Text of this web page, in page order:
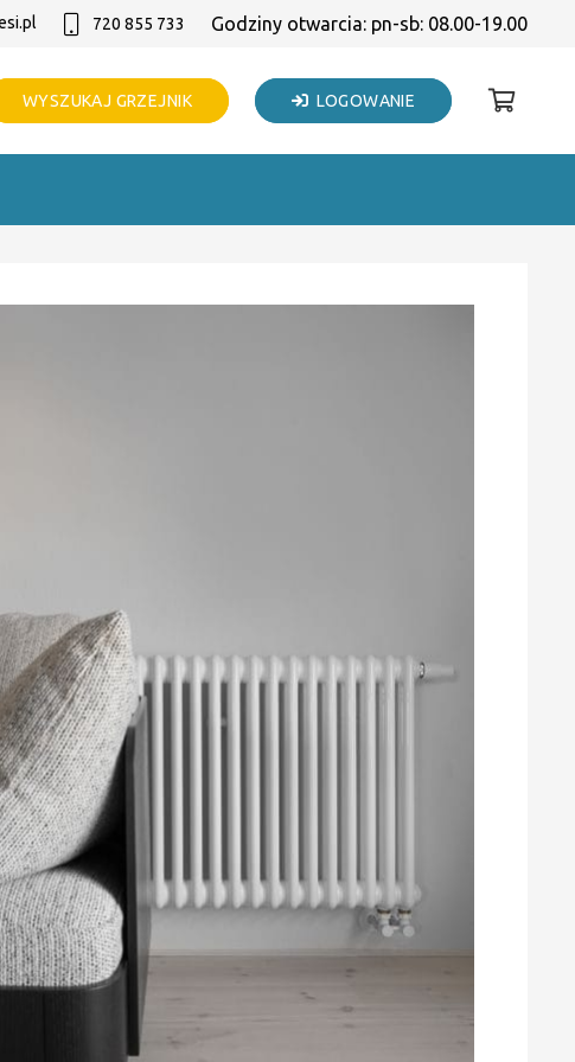
720 855 733 Godziny otwarcia: pn-sb: 08.00-19.00
WYSZUKAJ GRZEJNIK LOGOWANIE